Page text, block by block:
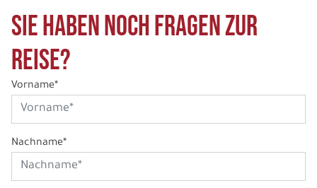
Sie haben noch Fragen zur
Reise?
Vorname*
Nachname*